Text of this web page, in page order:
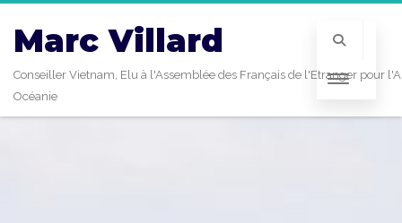
Marc Villard
Conseiller Vietnam, Elu à l'Assemblée des Français de l'Etranger pour
Océanie